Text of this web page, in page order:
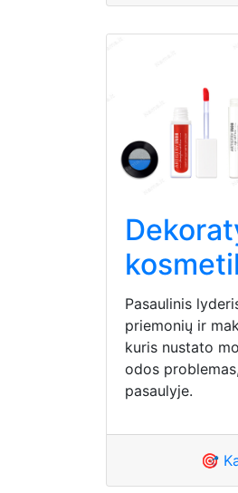
Pasaulinis
priemonių ir
kuris nustato
odos
pasaulyje.
🎯